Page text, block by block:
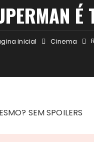
inicial Cinema